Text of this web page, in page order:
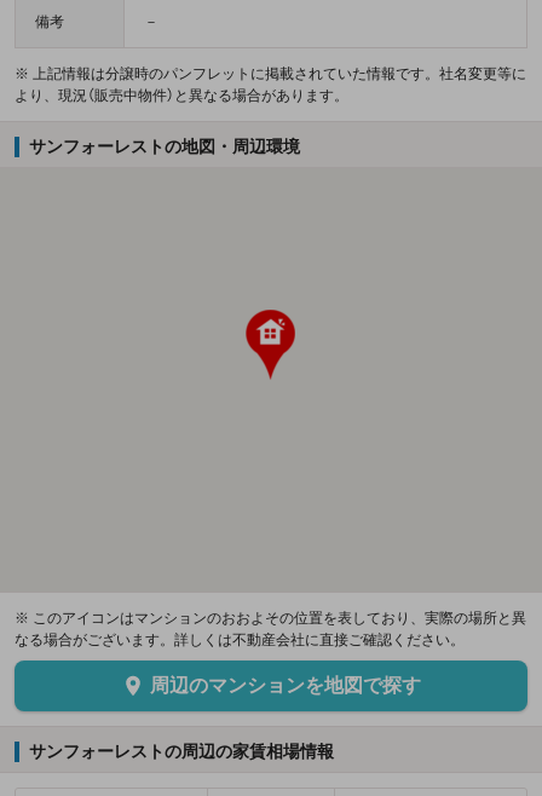
備考 －
※ 上記情報は分譲時のパンフレットに掲載されていた情報です。社名変更等に
より、現況（販売中物件）と異なる場合があります。
サンフォーレストの地図・周辺環境
※ このアイコンはマンションのおおよその位置を表しており、実際の場所と異
なる場合がございます。詳しくは不動産会社に直接ご確認ください。
周辺のマンションを地図で探す
サンフォーレストの周辺の家賃相場情報